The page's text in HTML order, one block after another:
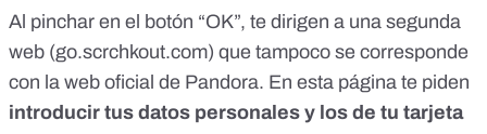
Al pinchar en el botón “OK”, te dirigen a una segunda
web (go.scrchkout.com) que tampoco se corresponde
con la web oficial de Pandora. En esta página te piden
introducir tus datos personales y los de tu tarjeta